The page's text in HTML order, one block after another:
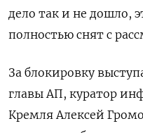
дело так и не дошло,
полностью снят с
За блокировку
главы АП, куратор
Кремля Алексей